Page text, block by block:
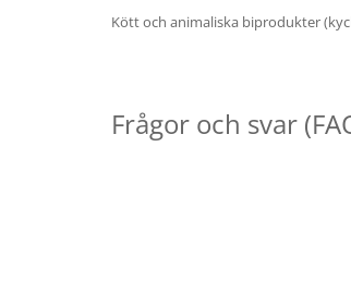
Kött och animaliska biprodukter
Frågor och svar